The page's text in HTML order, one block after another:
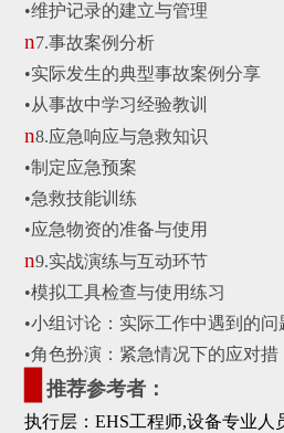
•维护记录的建立与管理
n7.事故案例分析
•实际发生的典型事故案例分享
•从事故中学习经验教训
n8.应急响应与急救知识
•制定应急预案
•急救技能训练
•应急物资的准备与使用
n9.实战演练与互动环节
•模拟工具检查与使用练习
•小组讨论：实际工作中遇到的问
•角色扮演：紧急情况下的应对措
▊推荐参考者：
执行层：EHS工程师,设备专业人